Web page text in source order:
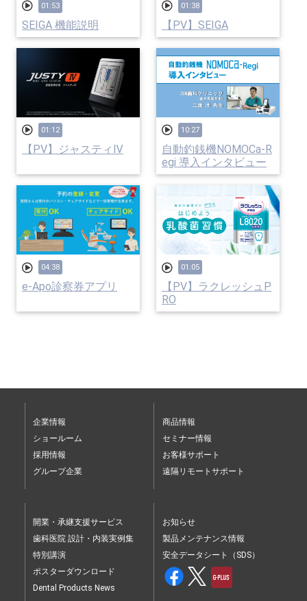
01:53
SEIGA 機能説明
01:38
【PV】SEIGA
01:12
【PV】ジャスティⅣ
10:27
自動釣銭機NOMOCa-R
egi 導入インタビュー
04:38
e-Apo診察券アプリ
01:05
【PV】ラクレッシュP
RO
企業情報
ショールーム
採用情報
グループ企業
商品情報
セミナー情報
お客様サポート
遠隔リモートサポート
開業・承継支援サービス
歯科医院 設計・内装実例集
特別講演
ポスターダウンロード
Dental Products News
お知らせ
製品メンテナンス情報
安全データシート（SDS）